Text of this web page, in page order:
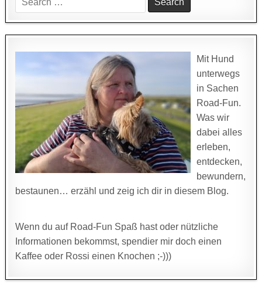
for:
Mit Hund
unterwegs
in Sachen
Road-Fun.
Was wir
dabei alles
erleben,
entdecken,
bewundern,
bestaunen… erzähl und zeig ich dir in diesem Blog.
Wenn du auf Road-Fun Spaß hast oder nützliche
Informationen bekommst, spendier mir doch einen
Kaffee oder Rossi einen Knochen ;-)))